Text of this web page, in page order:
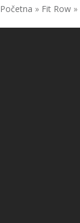
Početna » Fit Row »